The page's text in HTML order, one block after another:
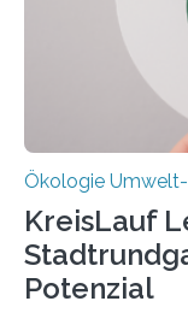
zwei weitere
freuen uns sehr
Ökologie
KreisLauf
Potenzial